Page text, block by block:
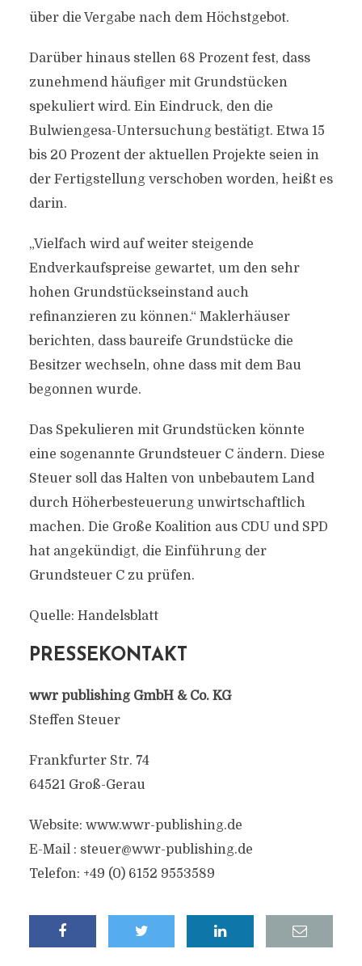
über die Vergabe nach dem Höchstgebot.
Darüber hinaus stellen 68 Prozent fest, dass
zunehmend häufiger mit Grundstücken
spekuliert wird. Ein Eindruck, den die
Bulwiengesa-Untersuchung bestätigt. Etwa 15
bis 20 Prozent der aktuellen Projekte seien in
der Fertigstellung verschoben worden, heißt es
darin.
„Vielfach wird auf weiter steigende
Endverkaufspreise gewartet, um den sehr
hohen Grundstückseinstand auch
refinanzieren zu können.“ Maklerhäuser
berichten, dass baureife Grundstücke die
Besitzer wechseln, ohne dass mit dem Bau
begonnen wurde.
Das Spekulieren mit Grundstücken könnte
eine sogenannte Grundsteuer C ändern. Diese
Steuer soll das Halten von unbebautem Land
durch Höherbesteuerung unwirtschaftlich
machen. Die Große Koalition aus CDU und SPD
hat angekündigt, die Einführung der
Grundsteuer C zu prüfen.
Quelle: Handelsblatt
PRESSEKONTAKT
wwr publishing GmbH & Co. KG
Steffen Steuer
Frankfurter Str. 74
64521 Groß-Gerau
Website: www.wwr-publishing.de
E-Mail : steuer@wwr-publishing.de
Telefon: +49 (0) 6152 9553589